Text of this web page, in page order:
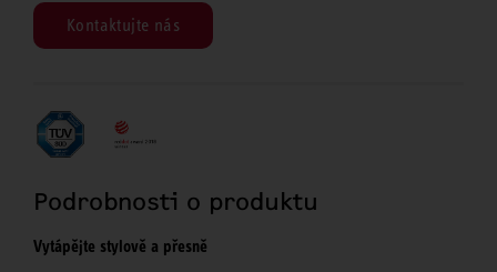
Kontaktujte nás
Podrobnosti o produktu
Vytápějte stylově a přesně